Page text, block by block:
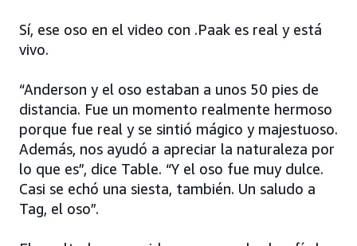
Sí, ese oso en el video con .Paak es real y está
vivo.
“Anderson y el oso estaban a unos 50 pies de
distancia. Fue un momento realmente hermoso
porque fue real y se sintió mágico y majestuoso.
Además, nos ayudó a apreciar la naturaleza por
lo que es”, dice Table. “Y el oso fue muy dulce.
Casi se echó una siesta, también. Un saludo a
Tag, el oso”.